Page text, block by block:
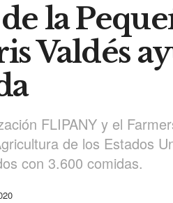
la
Valdés
FLIPANY y el
de los Estados
con 3.600 comidas.